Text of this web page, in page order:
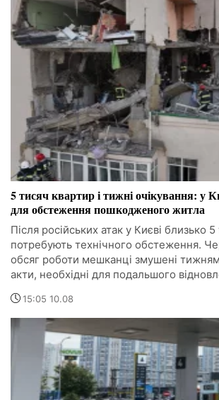
5 тисяч квартир і тижні очікування: у
для обстеження пошкодженого житла
Після російських атак у Києві близько
потребують технічного обстеження.
обсяг роботи мешканці змушені
акти, необхідні для подальшого
15:05 10.08